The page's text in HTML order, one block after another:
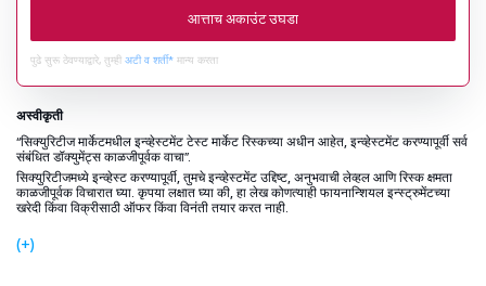
आत्ताच अकाउंट उघडा
पुढे सुरू ठेवण्याद्वारे, तुम्ही अटी व शर्ती* मान्य करता
अस्वीकृती
“सिक्युरिटीज मार्केटमधील इन्व्हेस्टमेंट टेस्ट मार्केट रिस्कच्या अधीन आहेत, इन्व्हेस्टमेंट करण्यापूर्वी सर्व
संबंधित डॉक्युमेंट्स काळजीपूर्वक वाचा”.
सिक्युरिटीजमध्ये इन्व्हेस्ट करण्यापूर्वी, तुमचे इन्व्हेस्टमेंट उद्दिष्ट, अनुभवाची लेव्हल आणि रिस्क क्षमता
काळजीपूर्वक विचारात घ्या. कृपया लक्षात घ्या की, हा लेख कोणत्याही फायनान्शियल इन्स्ट्रुमेंटच्या
खरेदी किंवा विक्रीसाठी ऑफर किंवा विनंती तयार करत नाही.
(+)